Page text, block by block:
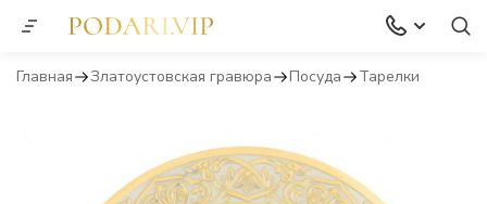
Главная Златоустовская гравюра Посуда Тарелки